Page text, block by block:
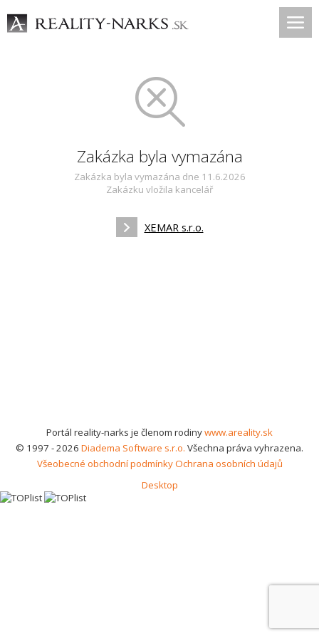
Zakázka byla vymazána
Zakázka byla vymazána dne 11.6.2026
Zakázku vložila kancelář
XEMAR s.r.o.
Portál reality-narks je členom rodinywww.areality.sk
© 1997 - 2026 Diadema Software s.r.o. Všechna práva vyhrazena.
Všeobecné obchodní podmínkyOchrana osobních údajů
Desktop